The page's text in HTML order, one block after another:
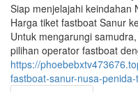
Siap menjelajahi keindahan
Harga tiket fastboat Sanur
Untuk mengarungi
pilihan operator fastboat
https://
fastboat-sanur-nusa-